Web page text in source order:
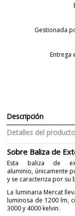
Gestionada
Entrega
Descripción
Detalles del producto
Sobre Baliza de
Esta baliza de
aluminio, únicamente
y se caracteriza por su
La luminaria Mercat
luminosa de 1200 lm,
3000 y 4000 kelvin.